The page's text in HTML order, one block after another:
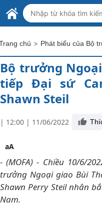
Skip to Main Content
BỘ NGOẠI GIAO
MINISTRY OF FOREIGN
chủ > Phát biểu của Bộ
Bộ trưởng
tiếp Đại sứ
Shawn Steil
| 12:00 | 11/06/2022
aA
- (MOFA) - Chiều 10/6/
trưởng Ngoại giao Bùi
Shawn Perry Steil nhân
Nam.